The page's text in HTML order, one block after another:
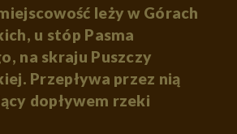
leży w Górach
u stóp Pasma
na skraju Puszczy
Przepływa przez nią
dopływem rzeki